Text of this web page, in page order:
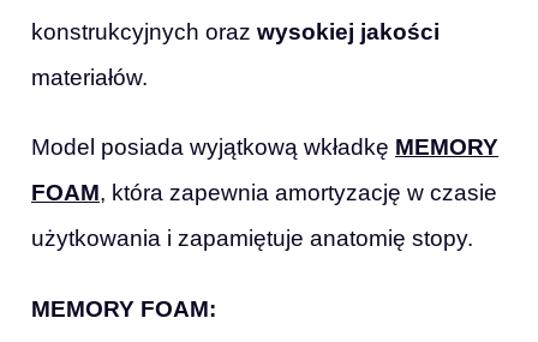
konstrukcyjnych oraz wysokiej jakości
materiałów.
Model posiada wyjątkową wkładkę MEMORY
FOAM, która zapewnia amortyzację w czasie
użytkowania i zapamiętuje anatomię stopy.
MEMORY FOAM: